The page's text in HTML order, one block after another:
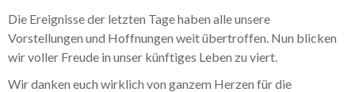
Die Ereignisse der letzten Tage haben alle unsere
Vorstellungen und Hoffnungen weit übertroffen. Nun blicken
wir voller Freude in unser künftiges Leben zu viert.
Wir danken euch wirklich von ganzem Herzen für die